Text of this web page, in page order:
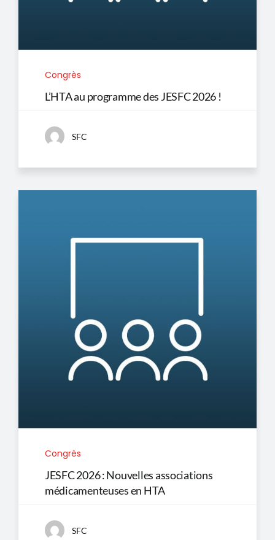
Congrès
L’HTA au programme des JESFC 2026 !
SFC
Congrès
JESFC 2026 : Nouvelles associations
médicamenteuses en HTA
SFC